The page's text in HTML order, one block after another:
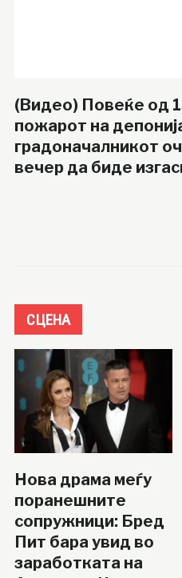
(Видео) Повеќе од
пожарот на
градоначалникот
вечер да биде
СЦЕНА
Нова драма меѓу
поранешните
сопружници: Бред
Пит бара увид во
заработката на